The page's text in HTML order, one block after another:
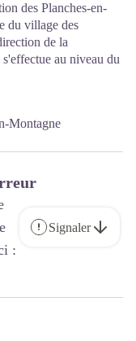
des Planches-en-
du village des
de la
au niveau du
Montagne
:
Signaler